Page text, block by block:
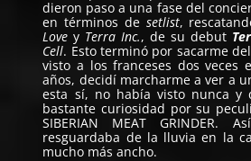
dieron paso a una fase del
en términos de setlist,
Love y Terra Inc., de su debut
Cell. Esto terminó por sacarme
visto a los franceses dos veces
años, decidí marcharme a ver a
esta sí, no había visto nunca y
bastante curiosidad por su
SIBERIAN MEAT GRINDER.
resguardaba de la lluvia en la
mucho más ancho.